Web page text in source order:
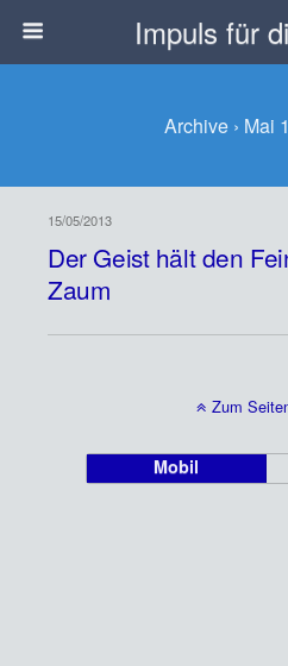
Impuls für
Archive › Mai
15/05/2013
Der Geist hält den
Zaum
Zum
Mobil